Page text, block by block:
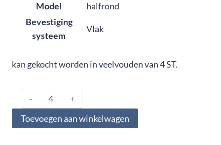
Model
halfrond
Bevestiging
systeem
Vlak
kan gekocht worden in veelvouden van 4 ST.
1076.01.000.A4.05,
Glasklem
vlak
Toevoegen aan winkelwagen